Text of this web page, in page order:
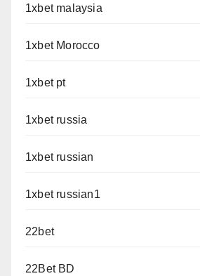
1xbet malaysia
1xbet Morocco
1xbet pt
1xbet russia
1xbet russian
1xbet russian1
22bet
22Bet BD